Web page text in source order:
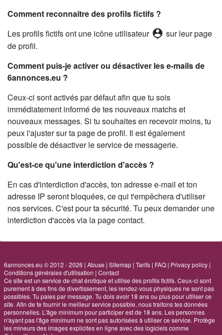
Comment reconnaître des profils fictifs ?
Les profils fictifs ont une icône utilisateur person_pin sur leur page
de profil.
Comment puis-je activer ou désactiver les e-mails de
6annonces.eu ?
Ceux-ci sont activés par défaut afin que tu sois
immédiatement informé de tes nouveaux matchs et
nouveaux messages. Si tu souhaites en recevoir moins, tu
peux l'ajuster sur ta page de profil. Il est également
possible de désactiver le service de messagerie.
Qu'est-ce qu'une interdiction d'accès ?
En cas d'interdiction d'accès, ton adresse e-mail et ton
adresse IP seront bloquées, ce qui t'empêchera d'utiliser
nos services. C'est pour ta sécurité. Tu peux demander une
interdiction d'accès via la page contact.
6annonces.eu © 2012 - 2026 | Abuse | Sitemap| Tarifs| FAQ| Privacy policy|
Conditions générales d'utilisation | Contact
Ce site est un service de chat érotique et utilise des profils fictifs. Ceux-ci sont
purement à des fins de divertissement, les rendez-vous physiques ne sont pas
possibles. Tu paies par message. Tu dois avoir 18 ans ou plus pour utiliser ce
site. Afin de te fournir le meilleur service possible, nous traitons tes données
personnelles. L'âge minimum pour participer est de 18 ans. Les personnes
n'ayant pas l'âge minimum ne sont pas autorisées à utiliser ce service. Protège
les mineurs des images explicites en ligne avec des logiciels comme